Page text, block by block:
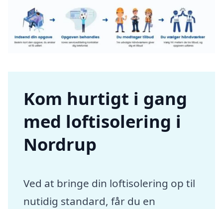
Kom hurtigt i gang
med loftisolering i
Nordrup
Ved at bringe din loftisolering op til
nutidig standard, får du en